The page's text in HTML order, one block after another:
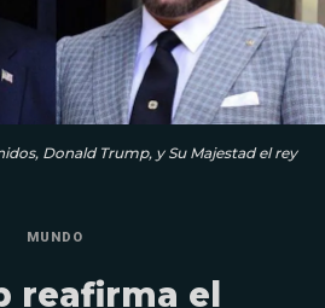
Donald Trump, y Su Majestad el rey
MUNDO
reafirma el